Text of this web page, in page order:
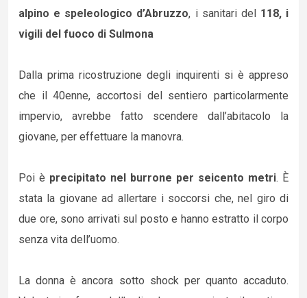
alpino e speleologico d’Abruzzo, i sanitari del 118, i
vigili del fuoco di Sulmona
Dalla prima ricostruzione degli inquirenti si è appreso
che il 40enne, accortosi del sentiero particolarmente
impervio, avrebbe fatto scendere dall’abitacolo la
giovane, per effettuare la manovra.
Poi è precipitato nel burrone per seicento metri. È
stata la giovane ad allertare i soccorsi che, nel giro di
due ore, sono arrivati sul posto e hanno estratto il corpo
senza vita dell’uomo.
La donna è ancora sotto shock per quanto accaduto.